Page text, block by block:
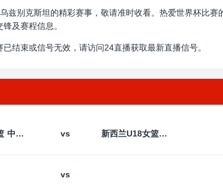
兹别克斯坦的精彩赛事，敬请准时收看。热爱世界杯比
及赛程信息。
结束或信号无效，请访问24直播获取最新直播信号。
中国U18女篮 vs 新西兰U18女篮
vs